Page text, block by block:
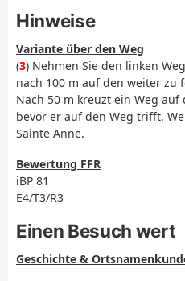
Hinweise
Variante über den Weg
(3) Nehmen Sie den linken
nach 100 m auf den weiter zu
Nach 50 m kreuzt ein Weg
bevor er auf den Weg trifft.
Sainte Anne.
Bewertung FFR
iBP 81
E4/T3/R3
Einen Besuch wert
Geschichte &